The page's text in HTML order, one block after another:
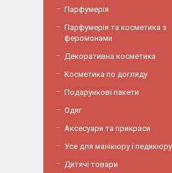
Парфумерія
Парфумерія та косметика з
феромонами
Декоративна косметика
Косметика по догляду
Подарункові пакети
Одяг
Аксесуари та прикраси
Усе для манікюру і педикюру
Дитячі товари